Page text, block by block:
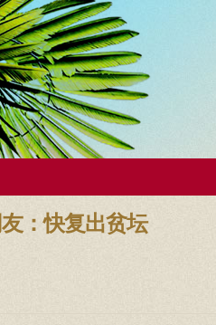
给王菲留言用户中心王菲资料档案
：快复出贫坛